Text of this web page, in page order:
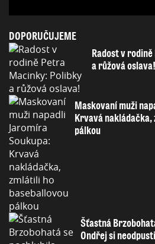
DOPORUČUJEME
Radost v
a růžová oslava!
Maskovaní muži
Krvavá
pálkou
Šťastná
Ondřej si